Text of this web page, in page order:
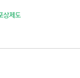
상제도